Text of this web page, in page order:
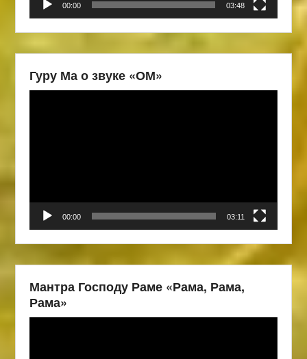
00:00 03:48
Гуру Ма о звуке «ОМ»
00:00 03:11
Мантра Господу Раме «Рама, Рама,
Рама»